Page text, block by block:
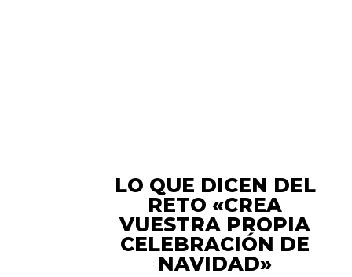
LO QUE DICEN DEL
RETO «CREA
VUESTRA PROPIA
CELEBRACIÓN DE
NAVIDAD»